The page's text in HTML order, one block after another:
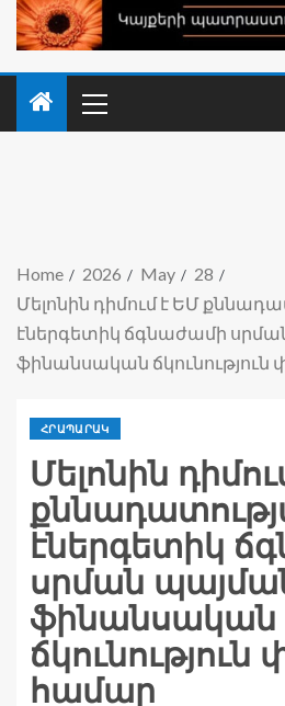
Home 2026 May
28
Մելոնին դիմում է ԵՄ
էներգետիկ ճգնաժամի
ֆինանսական ճկունություն
ՀՐԱՊԱՐԱԿ
Մելոնին
էներգետիկ
սրման
ֆինանսական
ճկունություն
համար